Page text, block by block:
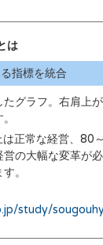
は
指標を統合
グラフ。右肩上
正常な経営、80
営の大幅な変革が
。
study/